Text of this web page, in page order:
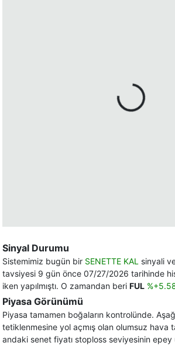
Sinyal Durumu
Sistemimiz bugün bir SENETTE KAL sinyali
tavsiyesi 9 gün önce 07/27/2026 tarihinde
iken yapılmıştı. O zamandan beri FUL
Piyasa Görünümü
Piyasa tamamen boğaların kontrolünde.
tetiklenmesine yol açmış olan olumsuz hava
andaki senet fiyatı stoploss seviyesinin